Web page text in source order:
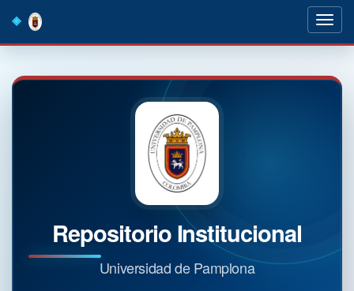
navigation
Repositorio Institucional
Universidad de Pamplona